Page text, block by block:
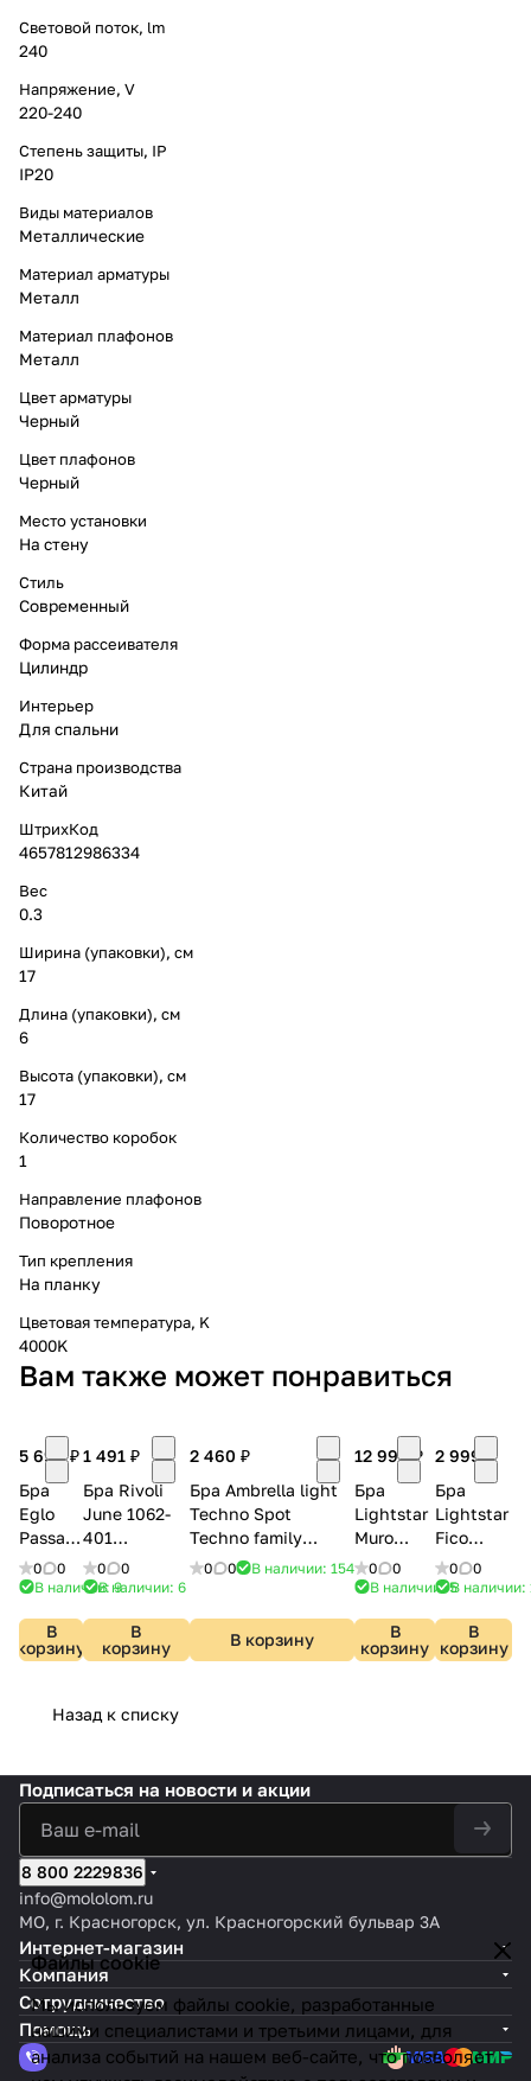
Световой поток, lm
240
Напряжение, V
220-240
Степень защиты, IP
IP20
Виды материалов
Металлические
Материал арматуры
Металл
Материал плафонов
Металл
Цвет арматуры
Черный
Цвет плафонов
Черный
Место установки
На стену
Стиль
Современный
Форма рассеивателя
Цилиндр
Интерьер
Для спальни
Страна производства
Китай
ШтрихКод
4657812986334
Вес
0.3
Ширина (упаковки), см
17
Длина (упаковки), см
6
Высота (упаковки), см
17
Количество коробок
1
Направление плафонов
Поворотное
Тип крепления
На планку
Цветовая температура, K
4000K
Вам также может понравиться
5 690 ₽
Бра
Eglo
Passa
95373
0
0
В наличии: 9
В
корзину
1 491 ₽
Бра Rivoli
June 1062-
401
Б0070166
0
0
В наличии: 6
В
корзину
2 460 ₽
Бра Ambrella light
Techno Spot
Techno family
TN71299
0 0 В наличии: 154
В корзину
12 999 ₽
Бра
Lightstar
Muro
808557
0
0
В наличии: 5
В
корзину
2 999 ₽
Бра
Lightstar
Fico
740617
0
0
В наличии:
В
корзину
Назад к списку
Файлы cookie
Мы используем файлы cookie, разработанные
нашими специалистами и третьими лицами, для
анализа событий на нашем веб-сайте, что позволяет
Подписаться на новости и акции
8 800 2229836
info@mololom.ru
МО, г. Красногорск, ул. Красногорский бульвар 3А
Интернет-магазин
Компания
Сотрудничество
Помощь